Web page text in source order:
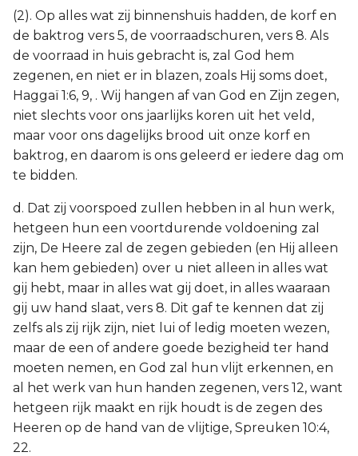
(2). Op alles wat zij binnenshuis hadden, de korf en
de baktrog vers 5, de voorraadschuren, vers 8. Als
de voorraad in huis gebracht is, zal God hem
zegenen, en niet er in blazen, zoals Hij soms doet,
Haggaï 1:6, 9, . Wij hangen af van God en Zijn zegen,
niet slechts voor ons jaarlijks koren uit het veld,
maar voor ons dagelijks brood uit onze korf en
baktrog, en daarom is ons geleerd er iedere dag om
te bidden.
d. Dat zij voorspoed zullen hebben in al hun werk,
hetgeen hun een voortdurende voldoening zal
zijn, De Heere zal de zegen gebieden (en Hij alleen
kan hem gebieden) over u niet alleen in alles wat
gij hebt, maar in alles wat gij doet, in alles waaraan
gij uw hand slaat, vers 8. Dit gaf te kennen dat zij
zelfs als zij rijk zijn, niet lui of ledig moeten wezen,
maar de een of andere goede bezigheid ter hand
moeten nemen, en God zal hun vlijt erkennen, en
al het werk van hun handen zegenen, vers 12, want
hetgeen rijk maakt en rijk houdt is de zegen des
Heeren op de hand van de vlijtige, Spreuken 10:4,
22.